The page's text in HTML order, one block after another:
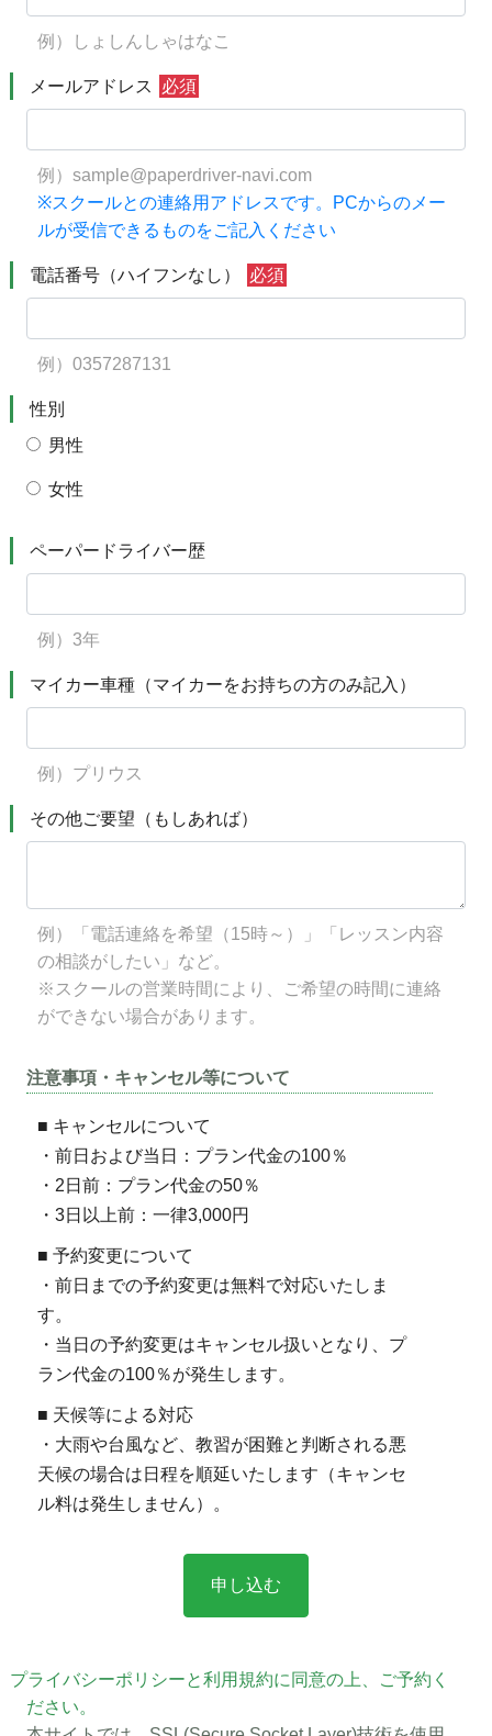
例）しょしんしゃはなこ
メールアドレス 必須
例）sample@paperdriver-navi.com
※スクールとの連絡用アドレスです。PCからのメー
ルが受信できるものをご記入ください
電話番号（ハイフンなし） 必須
例）0357287131
性別
男性
女性
ペーパードライバー歴
例）3年
マイカー車種（マイカーをお持ちの方のみ記入）
例）プリウス
その他ご要望（もしあれば）
例）「電話連絡を希望（15時～）」「レッスン内容
の相談がしたい」など。
※スクールの営業時間により、ご希望の時間に連絡
ができない場合があります。
注意事項・キャンセル等について
■ キャンセルについて
・前日および当日：プラン代金の100％
・2日前：プラン代金の50％
・3日以上前：一律3,000円
■ 予約変更について
・前日までの予約変更は無料で対応いたしま
す。
・当日の予約変更はキャンセル扱いとなり、プ
ラン代金の100％が発生します。
■ 天候等による対応
・大雨や台風など、教習が困難と判断される悪
天候の場合は日程を順延いたします（キャンセ
ル料は発生しません）。
プライバシーポリシーと利用規約に同意の上、ご予約く
ださい。